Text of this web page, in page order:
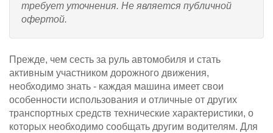
требует уточнения. Не является публичной
офертой.
Прежде, чем сесть за руль автомобиля и стать
активным участником дорожного движения,
необходимо знать - каждая машина имеет свои
особенности использования и отличные от других
транспортных средств технические характеристики, о
которых необходимо сообщать другим водителям. Для